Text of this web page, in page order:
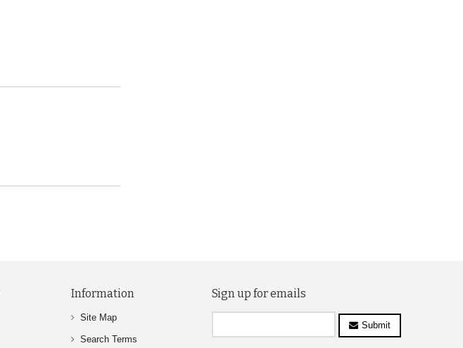
Information
Site Map
Search Terms
Sign up for emails
Submit